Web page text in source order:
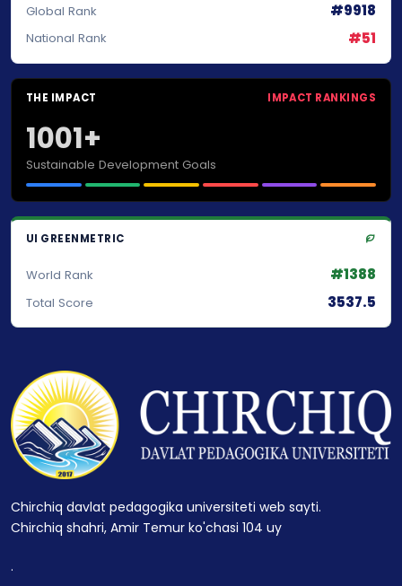
Global Rank #9918
National Rank #51
THE IMPACT IMPACT RANKINGS
1001+
Sustainable Development Goals
UI GREENMETRIC
World Rank #1388
Total Score 3537.5
Chirchiq davlat pedagogika universiteti web sayti.
Chirchiq shahri, Amir Temur ko'chasi 104 uy
.